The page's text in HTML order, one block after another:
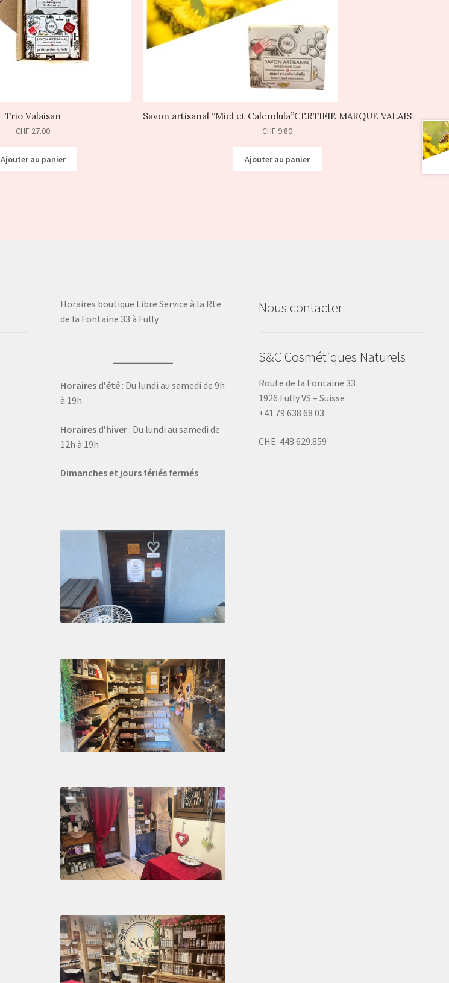
Trio Valaisan
CHF 27.00
Ajouter au panier
Savon artisanal “Miel et Calendula”CERTIFIE MARQUE VALAIS
CHF 9.80
Ajouter au panier
Horaires boutique Libre Service à la Rte
de la Fontaine 33 à Fully
Horaires d'été : Du lundi au samedi de 9h
à 19h
Horaires d'hiver : Du lundi au samedi de
12h à 19h
Dimanches et jours fériés fermés
Nous contacter
S&C Cosmétiques Naturels
Route de la Fontaine 33
1926 Fully VS – Suisse
+41 79 638 68 03
CHE-448.629.859